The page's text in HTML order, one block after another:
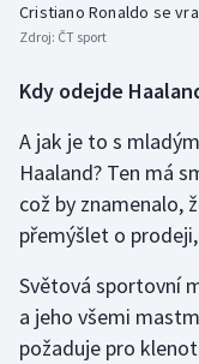
Short track
Sportovní střelba
Stolní tenis
Triatlon
Veslování
Vodní slalom
Cristiano Ronaldo se
Zdroj: ČT sport
Kdy odejde
A jak je to s
Haaland? Ten má
což by znamenalo,
přemýšlet o
Světová sportovní
a jeho všemi
požaduje pro